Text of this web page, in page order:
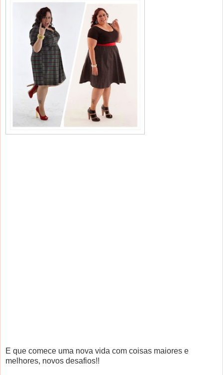
E que comece uma nova vida com coisas maiores e
melhores, novos desafios!!